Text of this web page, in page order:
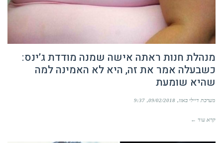
מנהלת חנות ראתה אישה שמנה מודדת ג’ינס:
כשבעלה אמר את זה, היא לא האמינה למה
שהיא שומעת
מערכת דיילי באזז 09/02/2018
9:37
קרא עוד ←